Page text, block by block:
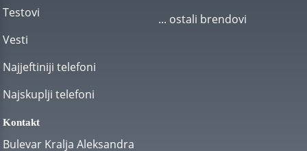
Testovi
Vesti
Najjeftiniji telefoni
Najskuplji telefoni
... ostali brendovi
Kontakt
Bulevar Kralja Aleksandra